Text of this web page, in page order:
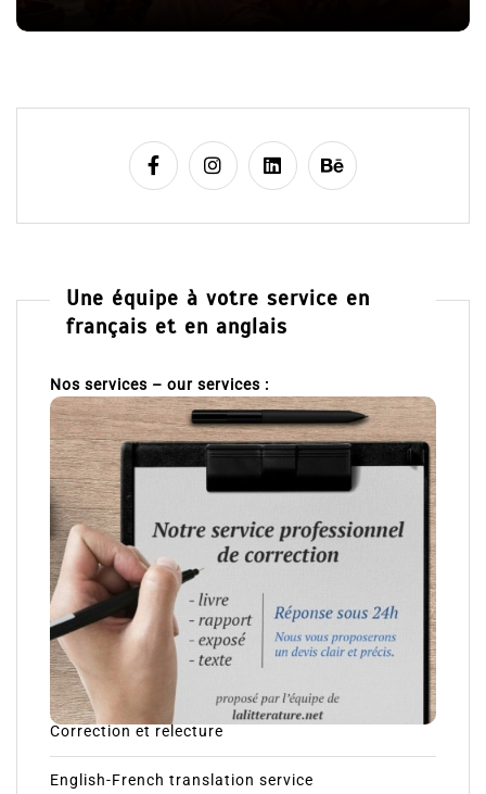
Une équipe à votre service en
français et en anglais
Nos services – our services :
Correction et relecture
English-French translation service